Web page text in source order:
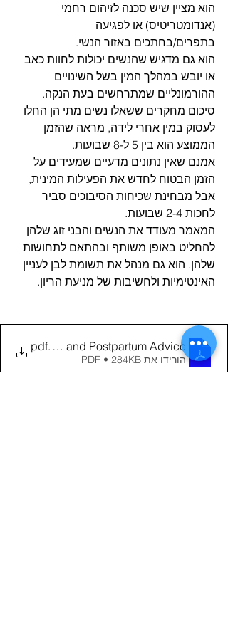
הוא מציין שיש סכנה לזיהום רחמי
(אנדומטריטיס) או לפגיעה
בתפרים/בחתכים באזור הנשי.
הוא גם מדגיש שהנשים יכולות לחוות כאב
או יובש במהלך המין בשל השינויים
ההורמונליים שמתרחשים בעת הנקה.
סיכום מחקרים ששאלו נשים מתי הן החלו
לעסוק במין אחרי לידה, מראה שהזמן
הממוצע הוא בין 5 ל-8 שבועות.
אמנם שאין נתונים מדעיים שמעידים על
הזמן הבטוח לחדש את הפעילות המינית,
אבל מבחינת שכיחות הסיבוכים סביר
לחכות 2-4 שבועות.
המאמר מעודד את הנשים והבני זוג שלהן
להחליט באופן משותף ובהתאם לתחושות
שלהן. הוא גם מנהל את תשומת לבן לעניין
האינטימיות ולחשיבות של מניעת הריון.
and Postpartum Advice
.pdf
הורידו את PDF • 284KB